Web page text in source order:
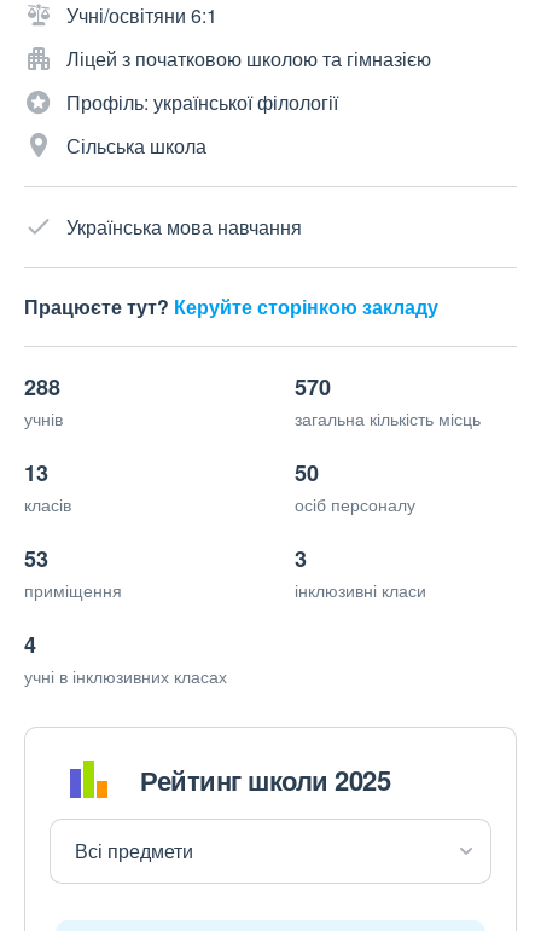
Учні/освітяни 6:1
Ліцей з початковою школою та гімназією
Профіль: української філології
Сільська школа
Українська мова навчання
Працюєте тут? Керуйте сторінкою закладу
288
учнів
570
загальна кількість місць
13
класів
50
осіб персоналу
53
приміщення
3
інклюзивні класи
4
учні в інклюзивних класах
Рейтинг школи 2025